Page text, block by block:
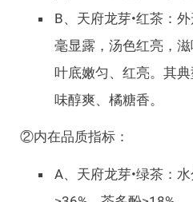
B、天府龙芽•红茶：
毫显露，汤色红亮，
叶底嫩匀、红亮。其典
味醇爽、橘糖香。
②内在品质指标：
A、天府龙芽•绿茶：